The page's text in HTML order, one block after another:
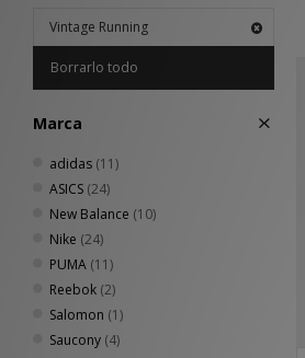
Vintage Running
Borrarlo todo
Marca
adidas (11)
ASICS (24)
New Balance (10)
Nike (24)
PUMA (11)
Reebok (2)
Salomon (1)
Saucony (4)